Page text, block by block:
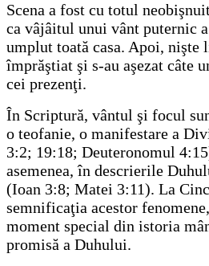
Scena a fost cu totul
ca vâjâitul unui vânt puternic
umplut toată casa. Apoi, nişte
împrăştiat şi s-au aşezat câte
cei prezenţi.
În Scriptură, vântul şi focul
o teofanie, o manifestare a
3:2; 19:18; Deuteronomul
asemenea, în descrierile
(Ioan 3:8; Matei 3:11). La
semnificaţia acestor
moment special din istoria
promisă a Duhului.